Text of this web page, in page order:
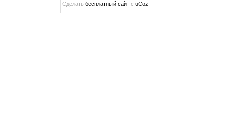
Сделать бесплатный сайт с uCoz